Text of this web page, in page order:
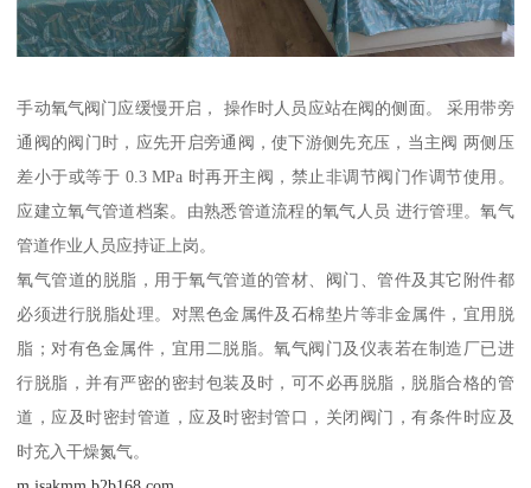
手动氧气阀门应缓慢开启， 操作时人员应站在阀的侧面。 采用带旁
通阀的阀门时，应先开启旁通阀，使下游侧先充压，当主阀 两侧压
差小于或等于 0.3 MPa 时再开主阀，禁止非调节阀门作调节使用。
应建立氧气管道档案。由熟悉管道流程的氧气人员 进行管理。氧气
管道作业人员应持证上岗。
氧气管道的脱脂，用于氧气管道的管材、阀门、管件及其它附件都
必须进行脱脂处理。对黑色金属件及石棉垫片等非金属件，宜用脱
脂；对有色金属件，宜用二脱脂。氧气阀门及仪表若在制造厂已进
行脱脂，并有严密的密封包装及时，可不必再脱脂，脱脂合格的管
道，应及时密封管道，应及时密封管口，关闭阀门，有条件时应及
时充入干燥氮气。